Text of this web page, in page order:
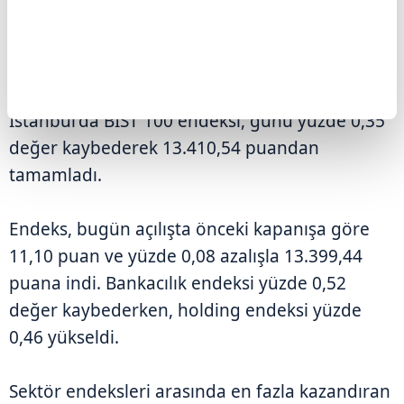
İstanbul'da BIST 100 endeksi, günü yüzde 0,35
değer kaybederek 13.410,54 puandan
tamamladı.
Endeks, bugün açılışta önceki kapanışa göre
11,10 puan ve yüzde 0,08 azalışla 13.399,44
puana indi. Bankacılık endeksi yüzde 0,52
değer kaybederken, holding endeksi yüzde
0,46 yükseldi.
Sektör endeksleri arasında en fazla kazandıran